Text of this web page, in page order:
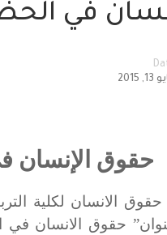
في
2015
حقوق الإنسان
الانسان لكلية
حقوق الانسان في